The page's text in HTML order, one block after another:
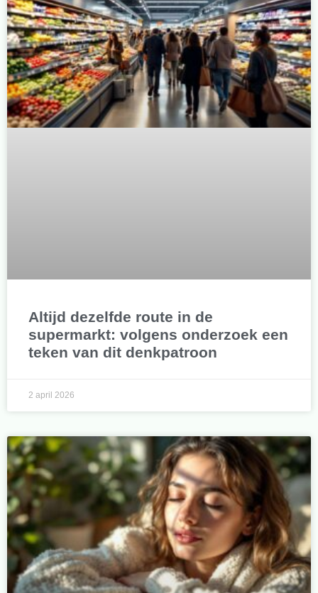
Altijd dezelfde route in de
supermarkt: volgens onderzoek een
teken van dit denkpatroon
2 april 2026